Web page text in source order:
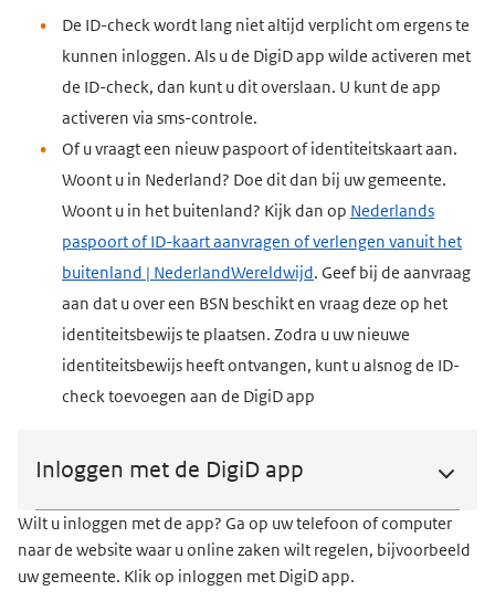
De ID-check wordt lang niet altijd verplicht om ergens te
kunnen inloggen. Als u de DigiD app wilde activeren met
de ID-check, dan kunt u dit overslaan. U kunt de app
activeren via sms-controle.
Of u vraagt een nieuw paspoort of identiteitskaart aan.
Woont u in Nederland? Doe dit dan bij uw gemeente.
Woont u in het buitenland? Kijk dan op Nederlands
paspoort of ID-kaart aanvragen of verlengen vanuit het
buitenland | NederlandWereldwijd. Geef bij de aanvraag
aan dat u over een BSN beschikt en vraag deze op het
identiteitsbewijs te plaatsen. Zodra u uw nieuwe
identiteitsbewijs heeft ontvangen, kunt u alsnog de ID-
check toevoegen aan de DigiD app
Inloggen met de DigiD app
Wilt u inloggen met de app? Ga op uw telefoon of computer
naar de website waar u online zaken wilt regelen, bijvoorbeeld
uw gemeente. Klik op inloggen met DigiD app.